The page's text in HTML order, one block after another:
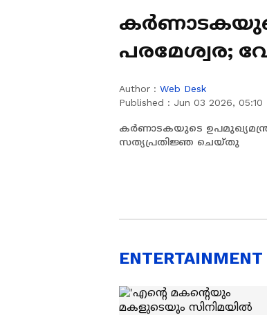
കർണാടകയുടെ
പരമേശ്വര;
Author : Web Desk
Published : Jun 03 2026, 05:10
കർണാടകയുടെ
സത്യപ്രതിജ്ഞ ചെയ്തു
ENTERTAINMENT